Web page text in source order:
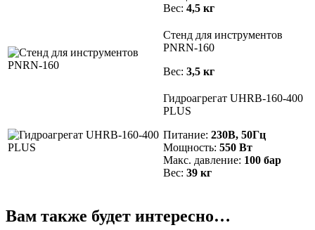
Вес: 4,5 кг
Стенд для инструментов
PNRN-160
Вес: 3,5 кг
Гидроагрегат UHRB-160-400
PLUS
Питание: 230В, 50Гц
Мощность: 550 Вт
Макс. давление: 100 бар
Вес: 39 кг
Вам также будет интересно…